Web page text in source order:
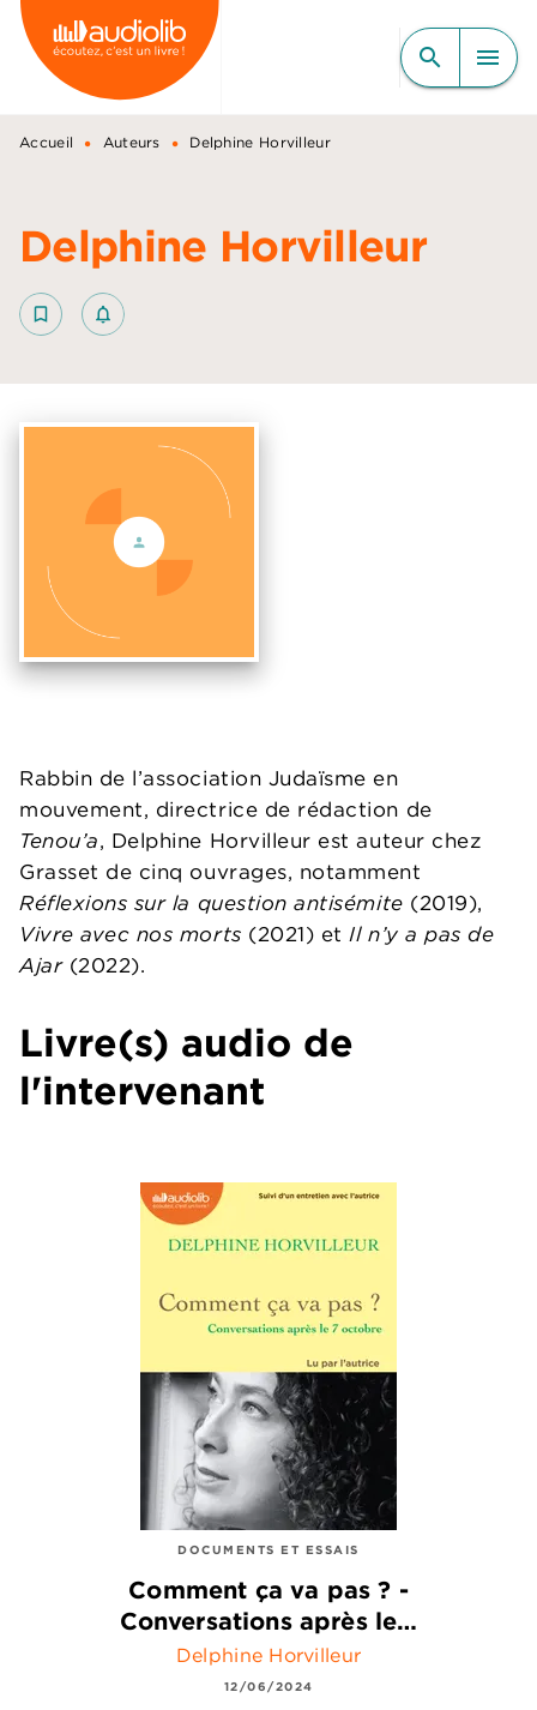
MENU RECHERCHE
CONTENU
PIED DE PAGE
search menu
Accueil • Auteurs • Delphine Horvilleur
Delphine Horvilleur
bookmark_border notifications_none_outlined
Rabbin de l’association Judaïsme en
mouvement, directrice de rédaction de
Tenou’a, Delphine Horvilleur est auteur chez
Grasset de cinq ouvrages, notamment
Réflexions sur la question antisémite (2019),
Vivre avec nos morts (2021) etIl n’y a pas de
Ajar(2022).
Livre(s) audio de
l'intervenant
DOCUMENTS ET ESSAIS
Comment ça va pas ? -
Conversations après le…
Delphine Horvilleur
12/06/2024